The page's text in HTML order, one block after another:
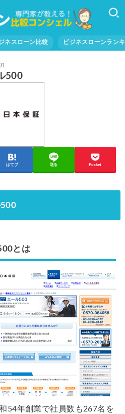
ネスローン比較 ビジネスローンラン
500
はてブ 送る Pocket
500
とは
54年創業で社員数も267名を